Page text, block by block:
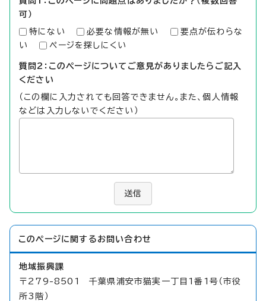
可）
特にない 必要な情報が無い
要点が伝わらな
い
ページを探しにくい
質問2：このページについてご意見がありましたらご記入
ください
（この欄に入力されても回答できません。また、個人情報
などは入力しないでください）
送信
このページに関する お問い合わせ
地域振興課
〒279-8501 千葉県浦安市猫実一丁目1番1号（市役
所3階）